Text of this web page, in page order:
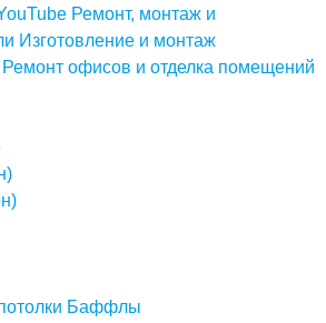
Ремонт, монтаж и
Изготовление и монтаж
Ремонт офисов и отделка помещений
Баффлы